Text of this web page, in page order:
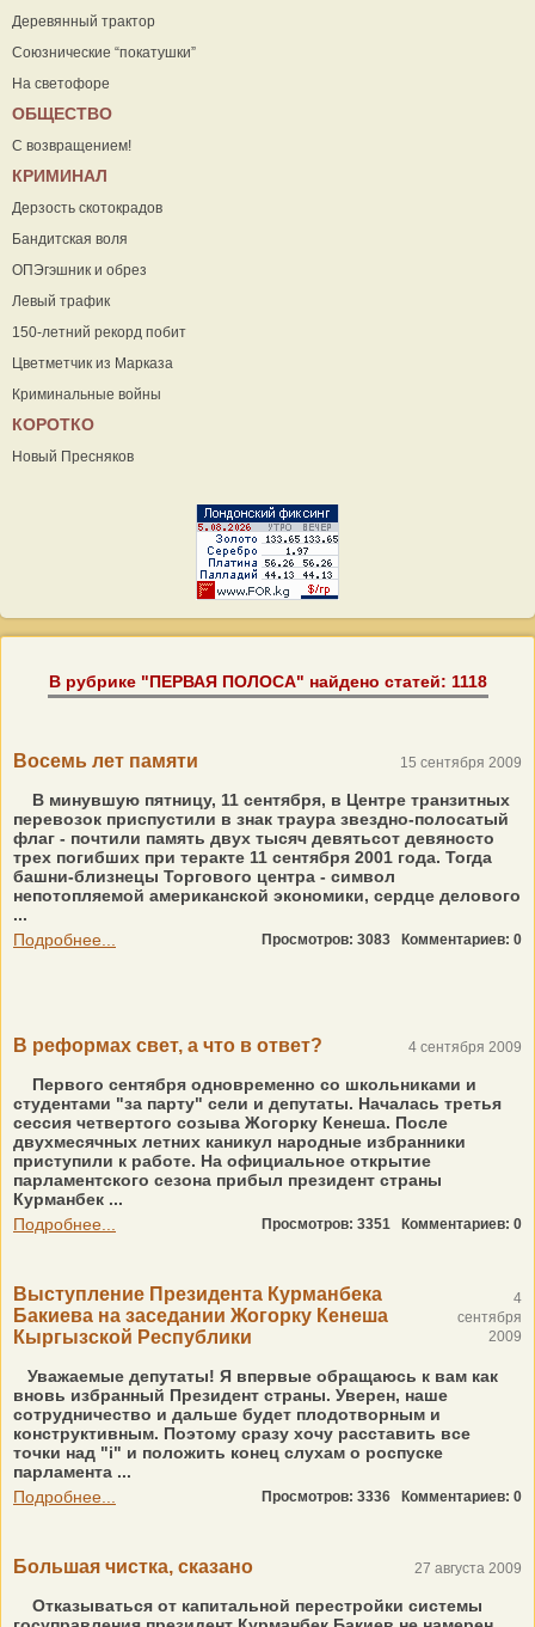
Деревянный трактор
Союзнические “покатушки”
На светофоре
ОБЩЕСТВО
С возвращением!
КРИМИНАЛ
Дерзость скотокрадов
Бандитская воля
ОПЭгэшник и обрез
Левый трафик
150-летний рекорд побит
Цветметчик из Марказа
Криминальные войны
КОРОТКО
Новый Пресняков
В рубрике "ПЕРВАЯ ПОЛОСА" найдено статей: 1118
Восемь лет памяти 15 сентября 2009
В минувшую пятницу, 11 сентября, в Центре транзитных
перевозок приспустили в знак траура звездно-полосатый
флаг - почтили память двух тысяч девятьсот девяносто
трех погибших при теракте 11 сентября 2001 года. Тогда
башни-близнецы Торгового центра - символ
непотопляемой американской экономики, сердце делового
...
Подробнее...
Просмотров: 3083 Комментариев: 0
В реформах свет, а что в ответ? 4 сентября 2009
Первого сентября одновременно со школьниками и
студентами "за парту" сели и депутаты. Началась третья
сессия четвертого созыва Жогорку Кенеша. После
двухмесячных летних каникул народные избранники
приступили к работе. На официальное открытие
парламентского сезона прибыл президент страны
Курманбек ...
Подробнее...
Просмотров: 3351 Комментариев: 0
Выступление Президента Курманбека
Бакиева на заседании Жогорку Кенеша
Кыргызской Республики
4
сентября
2009
Уважаемые депутаты! Я впервые обращаюсь к вам как
вновь избранный Президент страны. Уверен, наше
сотрудничество и дальше будет плодотворным и
конструктивным. Поэтому сразу хочу расставить все
точки над "i" и положить конец слухам о роспуске
парламента ...
Подробнее...
Просмотров: 3336 Комментариев: 0
Большая чистка, сказано 27 августа 2009
Отказываться от капитальной перестройки системы